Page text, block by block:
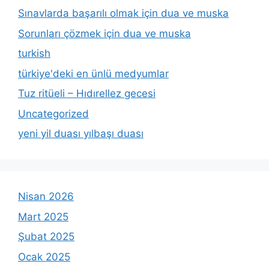
Sınavlarda başarılı olmak için dua ve muska
Sorunları çözmek için dua ve muska
turkish
türkiye'deki en ünlü medyumlar
Tuz ritüeli – Hıdırellez gecesi
Uncategorized
yeni yil duası yılbaşı duası
Nisan 2026
Mart 2025
Şubat 2025
Ocak 2025